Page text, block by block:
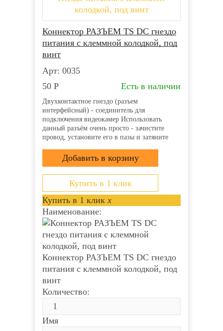
Коннектор РАЗЪЕМ TS DC гнездо
питания с клеммной колодкой, под
винт
Арт: 0035
50 Р Есть в наличии
Двухконтактное гнездо (разъем
интерфейсный) - соединитель для
подключения видеокамер Использовать
данный разъём очень просто - зачистите
провод, установите его в пазы и затяните
зафиксирует проводник и обеспечит
прекрасный контакт. Монтаж возможно
осуществлять с...
Купить в 1 клик
Купить в 1 клик x
Наименование:
Коннектор РАЗЪЕМ TS DC гнездо
питания с клеммной колодкой, под
винт
Количество:
Имя